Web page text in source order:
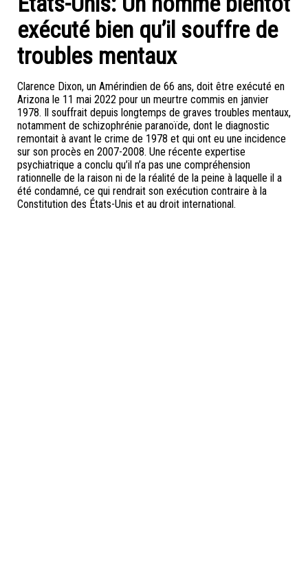
exécuté bien qu’il souffre de
troubles mentaux
Clarence Dixon, un Amérindien de 66 ans, doit être exécuté en
Arizona le 11 mai 2022 pour un meurtre commis en janvier
1978. Il souffrait depuis longtemps de graves troubles mentaux,
notamment de schizophrénie paranoïde, dont le diagnostic
remontait à avant le crime de 1978 et qui ont eu une incidence
sur son procès en 2007-2008. Une récente expertise
psychiatrique a conclu qu’il n’a pas une compréhension
rationnelle de la raison ni de la réalité de la peine à laquelle il a
été condamné, ce qui rendrait son exécution contraire à la
Constitution des États-Unis et au droit international.